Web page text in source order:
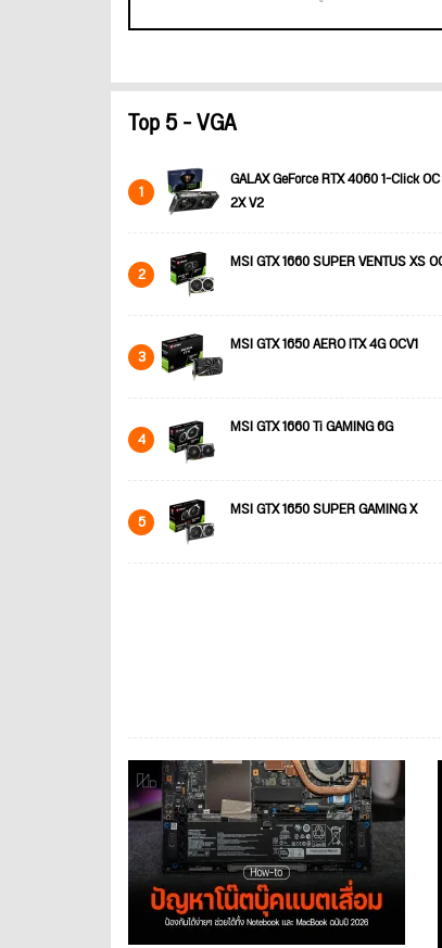
Top 5 - VGA
1
GALAX GeForce RTX 4060 1-Click OC
2X V2
2 MSI GTX 1660 SUPER VENTUS XS
3 MSI GTX 1650 AERO ITX 4G OCV1
4 MSI GTX 1660 Ti GAMING 6G
5 MSI GTX 1650 SUPER GAMING X